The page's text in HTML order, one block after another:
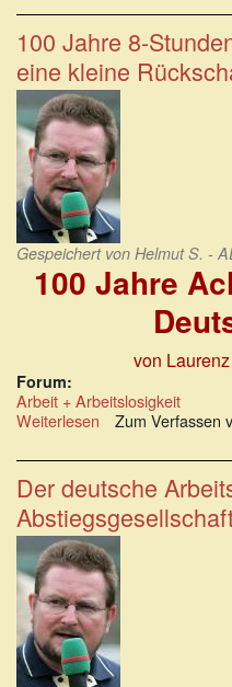
und
prekäre
auf
der
EU-
Agenda
100 Jahre 8-
eine kleine
Gespeichert von Helmut S. -
100 Jahre
von
Forum:
Arbeit + Arbeitslosigkeit
Weiterlesen über
Jahre
8-
Stunden-
Tag
in
Deutschland:
eine
kleine
Rückschau
Zum Verfassen
Der deutsche